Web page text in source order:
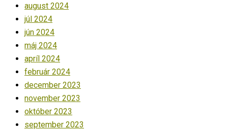
august 2024
júl 2024
jún 2024
máj 2024
apríl 2024
február 2024
december 2023
november 2023
október 2023
september 2023